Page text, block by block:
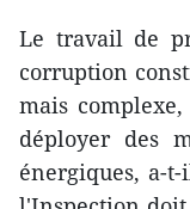
Le travail de
corruption
mais
déployer des
énergiques, a-